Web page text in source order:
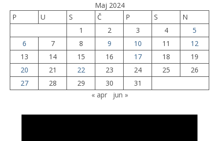
Maj 2024
P
U S Č P S
N
1
2 3 4
5
6
7 8 9 10 11
12
13
14 15 16 17 18
19
20
21 22 23 24 25
26
27
28 29 30
31
« apr
jun »